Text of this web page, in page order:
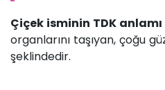
Çiçek isminin TDK anlamı
organlarını taşıyan, çoğu
şeklindedir.